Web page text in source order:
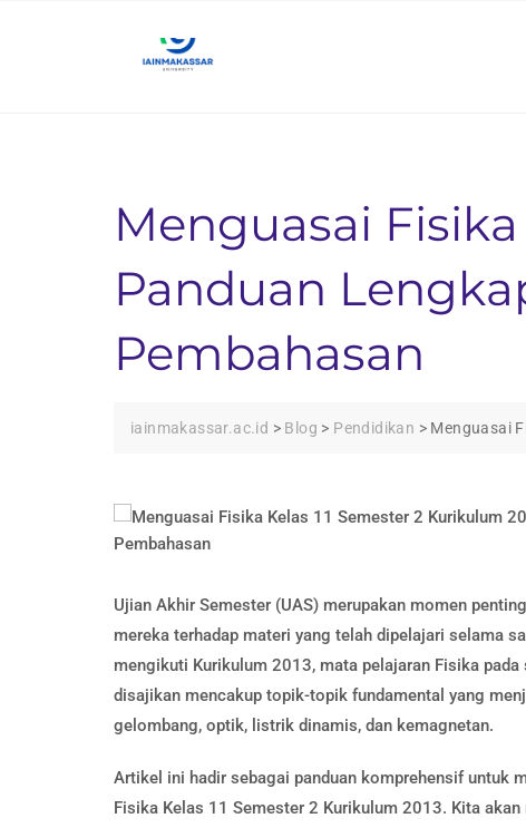
Menguasai Fisika
Panduan
Pembahasan
iainmakassar.ac.id > Blog > Pendidikan > Menguasai
Ujian Akhir Semester (UAS) merupakan momen
mereka terhadap materi yang telah dipelajari selama
mengikuti Kurikulum 2013, mata pelajaran Fisika
disajikan mencakup topik-topik fundamental yang
gelombang, optik, listrik dinamis, dan kemagnetan.
Artikel ini hadir sebagai panduan komprehensif untuk
Fisika Kelas 11 Semester 2 Kurikulum 2013. Kita